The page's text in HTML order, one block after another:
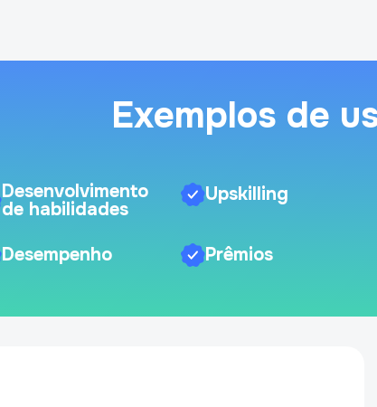
Exemplos de
Desenvolvimento
de habilidades
Upskilling
Desempenho Prêmios